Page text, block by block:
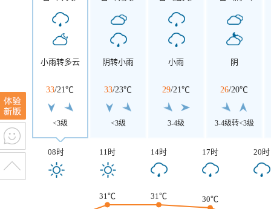
小雨转多云
33/21℃
<3级
阴转小雨
33/23℃
<3级
小雨
29/21℃
3-4级
阴
26/20℃
3-4级转<3级
08时 11时 14时 17时 20时
31℃ 31℃
30℃